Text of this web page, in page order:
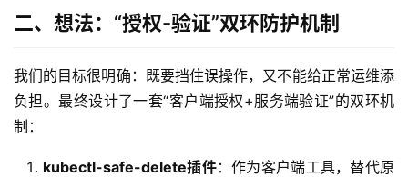
二、想法：“授权-验证”双环防护机制
我们的目标很明确：既要挡住误操作，又不能给正常运维添
负担。最终设计了一套“客户端授权+服务端验证”的双环机
制：
kubectl-safe-delete插件：作为客户端工具，替代原